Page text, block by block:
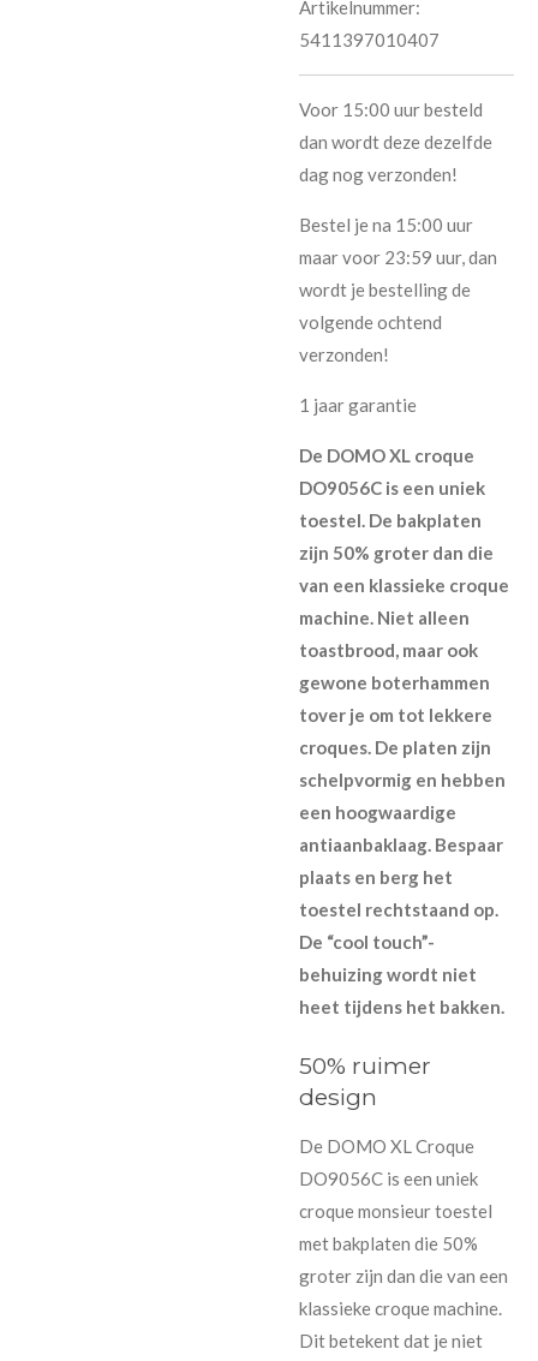
Artikelnummer:
5411397010407
Voor 15:00 uur besteld
dan wordt deze dezelfde
dag nog verzonden!
Bestel je na 15:00 uur
maar voor 23:59 uur, dan
wordt je bestelling de
volgende ochtend
verzonden!
1 jaar garantie
De DOMO XL croque
DO9056C is een uniek
toestel. De bakplaten
zijn 50% groter dan die
van een klassieke croque
machine. Niet alleen
toastbrood, maar ook
gewone boterhammen
tover je om tot lekkere
croques. De platen zijn
schelpvormig en hebben
een hoogwaardige
antiaanbaklaag. Bespaar
plaats en berg het
toestel rechtstaand op.
De “cool touch”-
behuizing wordt niet
heet tijdens het bakken.
50% ruimer
design
De DOMO XL Croque
DO9056C is een uniek
croque monsieur toestel
met bakplaten die 50%
groter zijn dan die van een
klassieke croque machine.
Dit betekent dat je niet